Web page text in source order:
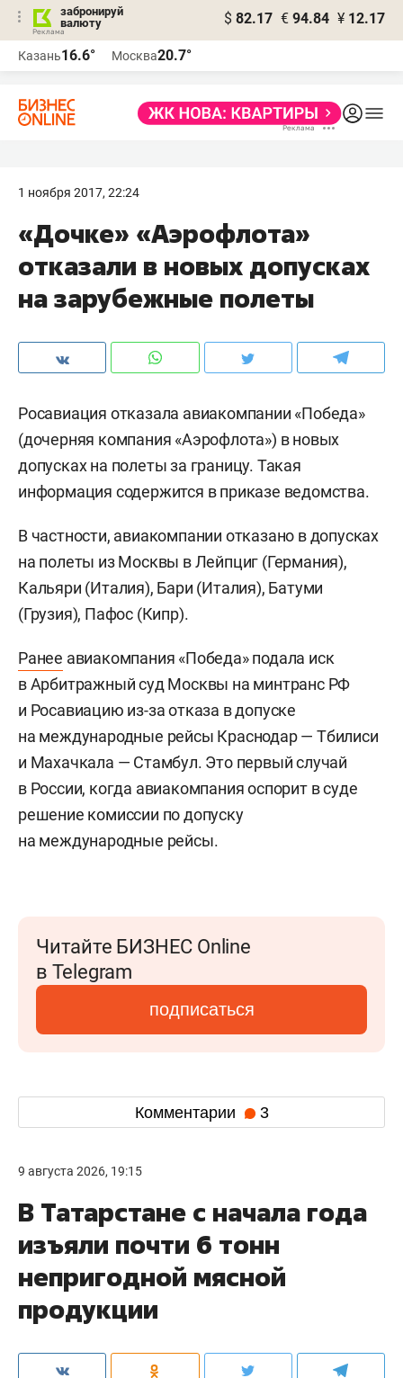
забронируй
валюту
$ 82.17 € 94.84 ¥ 12.17
Казань16.6° Москва20.7°
1 ноября 2017, 22:24
«Дочке» «Аэрофлота»
отказали в новых допусках
на зарубежные полеты
Росавиация отказала авиакомпании «Победа»
(дочерняя компания «Аэрофлота») в новых
допусках на полеты за границу. Такая
информация содержится в приказе ведомства.
В частности, авиакомпании отказано в допусках
на полеты из Москвы в Лейпциг (Германия),
Кальяри (Италия), Бари (Италия), Батуми
(Грузия), Пафос (Кипр).
Ранее авиакомпания «Победа» подала иск
в Арбитражный суд Москвы на минтранс РФ
и Росавиацию из-за отказа в допуске
на международные рейсы Краснодар — Тбилиси
и Махачкала — Стамбул. Это первый случай
в России, когда авиакомпания оспорит в суде
решение комиссии по допуску
на международные рейсы.
Читайте БИЗНЕС Online
в Telegram
подписаться
Комментарии 3
9 августа 2026, 19:15
В Татарстане с начала года
изъяли почти 6 тонн
непригодной мясной
продукции